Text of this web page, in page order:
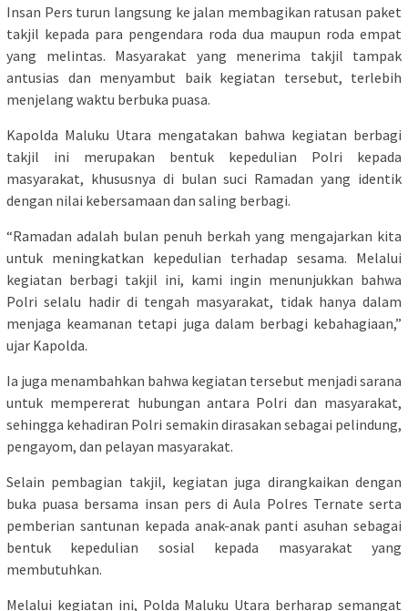
Insan Pers turun langsung ke jalan membagikan ratusan paket
takjil kepada para pengendara roda dua maupun roda empat
yang melintas. Masyarakat yang menerima takjil tampak
antusias dan menyambut baik kegiatan tersebut, terlebih
menjelang waktu berbuka puasa.
Kapolda Maluku Utara mengatakan bahwa kegiatan berbagi
takjil ini merupakan bentuk kepedulian Polri kepada
masyarakat, khususnya di bulan suci Ramadan yang identik
dengan nilai kebersamaan dan saling berbagi.
“Ramadan adalah bulan penuh berkah yang mengajarkan kita
untuk meningkatkan kepedulian terhadap sesama. Melalui
kegiatan berbagi takjil ini, kami ingin menunjukkan bahwa
Polri selalu hadir di tengah masyarakat, tidak hanya dalam
menjaga keamanan tetapi juga dalam berbagi kebahagiaan,”
ujar Kapolda.
Ia juga menambahkan bahwa kegiatan tersebut menjadi sarana
untuk mempererat hubungan antara Polri dan masyarakat,
sehingga kehadiran Polri semakin dirasakan sebagai pelindung,
pengayom, dan pelayan masyarakat.
Selain pembagian takjil, kegiatan juga dirangkaikan dengan
buka puasa bersama insan pers di Aula Polres Ternate serta
pemberian santunan kepada anak-anak panti asuhan sebagai
bentuk kepedulian sosial kepada masyarakat yang
membutuhkan.
Melalui kegiatan ini, Polda Maluku Utara berharap semangat